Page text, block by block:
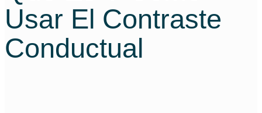
Usar El Contraste
Conductual